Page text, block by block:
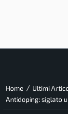
Home / Ultimi
Antidoping: siglato